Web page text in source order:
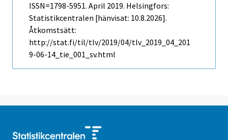
ISSN=1798-5951. April 2019. Helsingfors:
Statistikcentralen [hänvisat: 10.8.2026].
Åtkomstsätt:
http://stat.fi/til/tlv/2019/04/tlv_2019_04_201
9-06-14_tie_001_sv.html